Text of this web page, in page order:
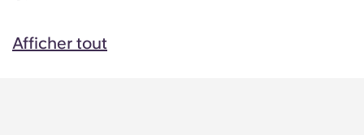
Afficher tout